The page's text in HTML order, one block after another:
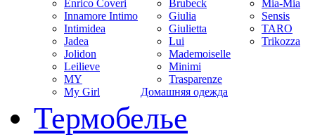
Enrico Coveri
Innamore Intimo
Intimidea
Jadea
Jolidon
Leilieve
MY
My Girl
Brubeck
Giulia
Giulietta
Lui
Mademoiselle
Minimi
Trasparenze
Домашняя одежда
Mia-Mia
Sensis
TARO
Trikozza
Термобелье